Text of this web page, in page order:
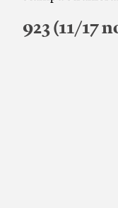
923 (11/17